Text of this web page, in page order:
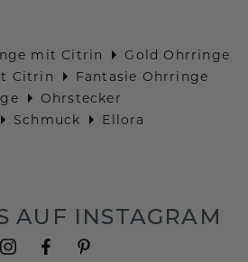
mit Citrin
Gold Ohrringe
Citrin
Fantasie Ohrringe
Ohrstecker
Schmuck Ellora
AUF INSTAGRAM